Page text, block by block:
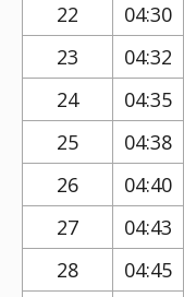
22
04:30
23
04:32
24
04:35
25
04:38
26
04:40
27
04:43
28
04:45